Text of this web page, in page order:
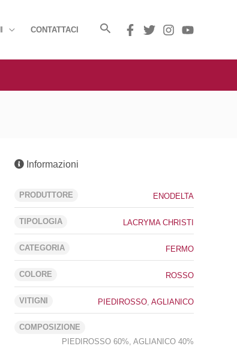
CONTATTACI
Informazioni
PRODUTTORE ENODELTA
TIPOLOGIA LACRYMA CHRISTI
CATEGORIA FERMO
COLORE ROSSO
VITIGNI PIEDIROSSO, AGLIANICO
COMPOSIZIONE
PIEDIROSSO 60%, AGLIANICO 40%